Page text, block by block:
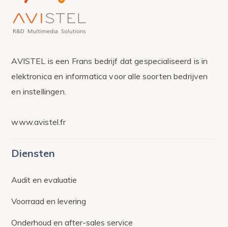
AVISTEL is een Frans bedrijf dat gespecialiseerd is in
elektronica en informatica voor alle soorten bedrijven
en instellingen.
www.avistel.fr
Diensten
Audit en evaluatie
Voorraad en levering
Onderhoud en after-sales service